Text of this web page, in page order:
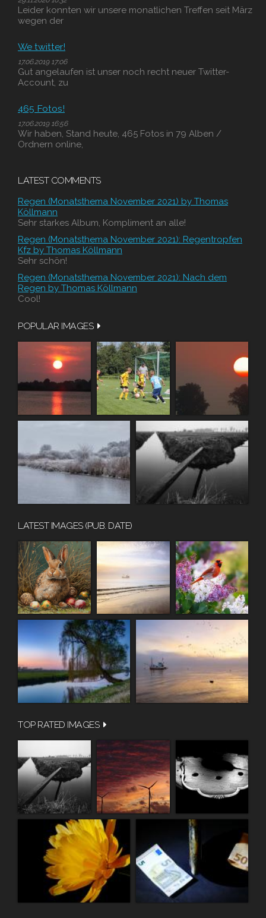
Leider konnten wir unsere monatlichen Treffen seit März
wegen der
We twitter!
17.06.2019 17:06
Gut angelaufen ist unser noch recht neuer Twitter-
Account, zu
465 Fotos!
17.06.2019 16:56
Wir haben, Stand heute, 465 Fotos in 79 Alben /
Ordnern online,
LATEST COMMENTS
Regen (Monatsthema November 2021) by Thomas
Köllmann
Sehr starkes Album, Kompliment an alle!
Regen (Monatsthema November 2021): Regentropfen
Kfz by Thomas Köllmann
Sehr schön!
Regen (Monatsthema November 2021): Nach dem
Regen by Thomas Köllmann
Cool!
POPULAR IMAGES
LATEST IMAGES (PUB. DATE)
TOP RATED IMAGES